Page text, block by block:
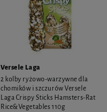
Versele Laga
2 kolby ryżowo-warzywne dla
chomików i szczurów Versele
Laga Crispy Sticks Hamsters-Rat
Rice&Vegetables 110g